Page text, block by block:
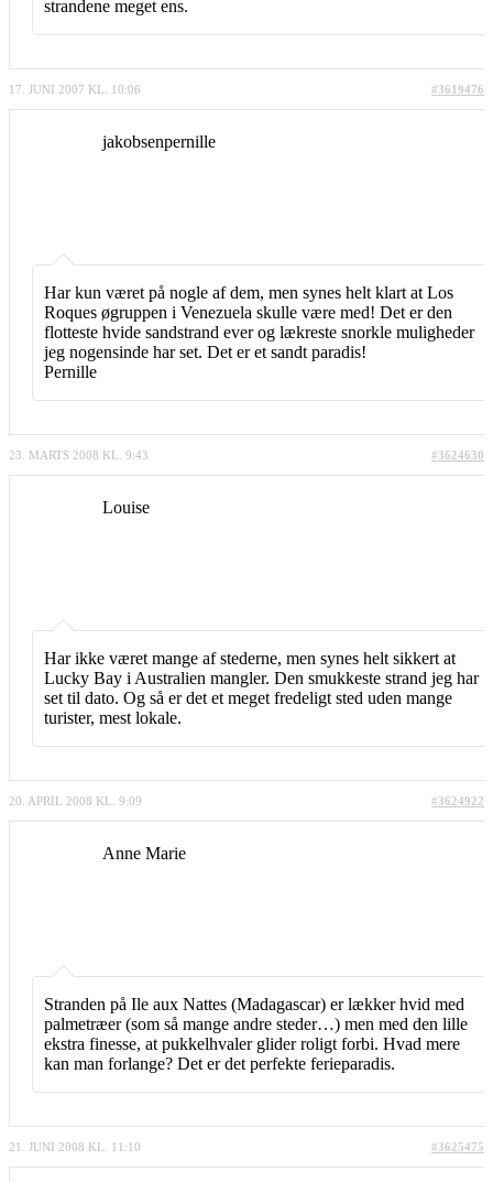
strandene meget ens.
17. JUNI 2007 KL. 10:06 #3619476
jakobsenpernille
Har kun været på nogle af dem, men synes helt klart at Los
Roques øgruppen i Venezuela skulle være med! Det er den
flotteste hvide sandstrand ever og lækreste snorkle muligheder
jeg nogensinde har set. Det er et sandt paradis!
Pernille
23. MARTS 2008 KL. 9:43 #3624630
Louise
Har ikke været mange af stederne, men synes helt sikkert at
Lucky Bay i Australien mangler. Den smukkeste strand jeg har
set til dato. Og så er det et meget fredeligt sted uden mange
turister, mest lokale.
20. APRIL 2008 KL. 9:09 #3624922
Anne Marie
Stranden på Ile aux Nattes (Madagascar) er lækker hvid med
palmetræer (som så mange andre steder…) men med den lille
ekstra finesse, at pukkelhvaler glider roligt forbi. Hvad mere
kan man forlange? Det er det perfekte ferieparadis.
21. JUNI 2008 KL. 11:10 #3625475